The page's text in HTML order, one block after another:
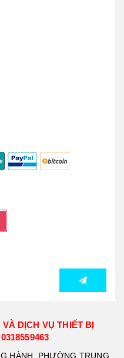
DỊCH VỤ THIẾT BỊ
HÀNH, PHƯỜNG TRUNG